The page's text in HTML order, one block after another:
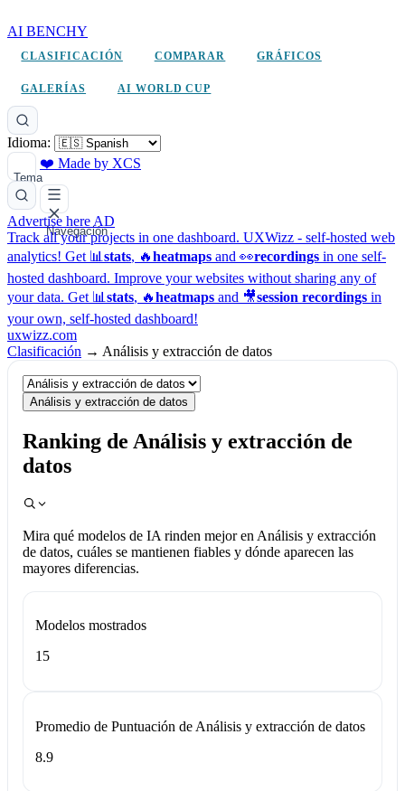
AI BENCHY
CLASIFICACIÓN COMPARAR GRÁFICOS
GALERÍAS AI WORLD CUP
Idioma:
Tema
❤️ Made by XCS
Navegación
Advertise here AD
Track all your projects in one dashboard. UXWizz - self-hosted web
analytics! Get 📊 stats, 🔥heatmaps and 👀recordings in one self-
hosted dashboard. Improve your websites without sharing any of
your data. Get 📊 stats, 🔥heatmaps and 🎥session recordings in
your own, self-hosted dashboard!
uxwizz.com
Clasificación → Análisis y extracción de datos
Análisis y extracción de datos
Ranking de Análisis y extracción de
datos
Mira qué modelos de IA rinden mejor en Análisis y extracción
de datos, cuáles se mantienen fiables y dónde aparecen las
mayores diferencias.
Modelos mostrados
15
Promedio de Puntuación de Análisis y extracción de datos
8.9